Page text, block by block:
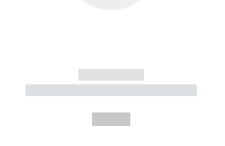
------------
----------- ----------- --------